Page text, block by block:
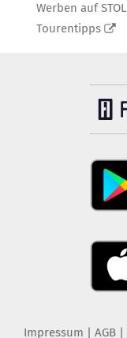
Werben auf STOL
Tourentipps
Impressum AGB